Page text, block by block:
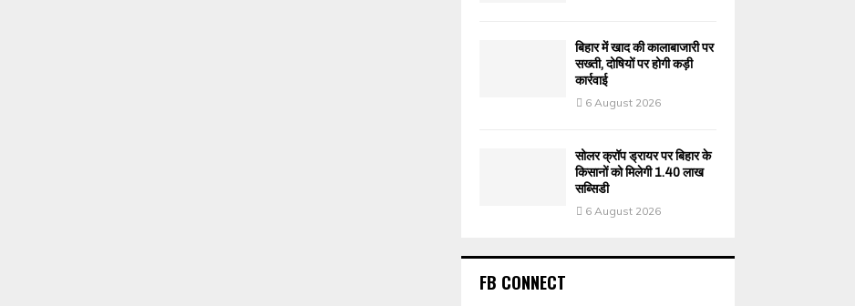
बिहार में खाद की कालाबाजारी पर
सख्ती, दोषियों पर होगी कड़ी
कार्रवाई
6 August 2026
सोलर क्रॉप ड्रायर पर बिहार के
किसानों को मिलेगी 1.40 लाख
सब्सिडी
6 August 2026
FB CONNECT